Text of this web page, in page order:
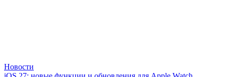
Новости